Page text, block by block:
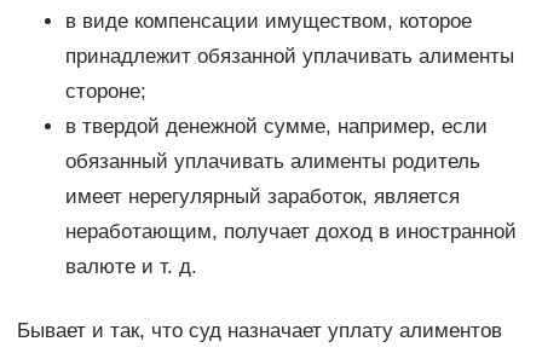
в виде компенсации имуществом, которое
принадлежит обязанной уплачивать алименты
стороне;
в твердой денежной сумме, например, если
обязанный уплачивать алименты родитель
имеет нерегулярный заработок, является
неработающим, получает доход в иностранной
валюте и т. д.
Бывает и так, что суд назначает уплату алиментов